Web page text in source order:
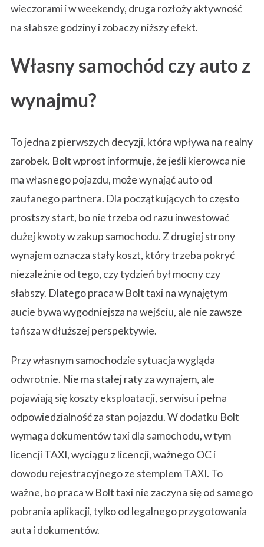
i
e
o
w
c
a
o
l
t
a
wieczorami i w weekendy, druga rozłoży aktywność
na słabsze godziny i zobaczy niższy efekt.
Własny samochód czy auto z
wynajmu?
To jedna z pierwszych decyzji, która wpływa na realny
zarobek. Bolt wprost informuje, że jeśli kierowca nie
ma własnego pojazdu, może wynająć auto od
zaufanego partnera. Dla początkujących to często
prostszy start, bo nie trzeba od razu inwestować
dużej kwoty w zakup samochodu. Z drugiej strony
wynajem oznacza stały koszt, który trzeba pokryć
niezależnie od tego, czy tydzień był mocny czy
słabszy. Dlatego praca w Bolt taxi na wynajętym
aucie bywa wygodniejsza na wejściu, ale nie zawsze
tańsza w dłuższej perspektywie.
Przy własnym samochodzie sytuacja wygląda
odwrotnie. Nie ma stałej raty za wynajem, ale
pojawiają się koszty eksploatacji, serwisu i pełna
odpowiedzialność za stan pojazdu. W dodatku Bolt
wymaga dokumentów taxi dla samochodu, w tym
licencji TAXI, wyciągu z licencji, ważnego OC i
dowodu rejestracyjnego ze stemplem TAXI. To
ważne, bo praca w Bolt taxi nie zaczyna się od samego
pobrania aplikacji, tylko od legalnego przygotowania
auta i dokumentów.